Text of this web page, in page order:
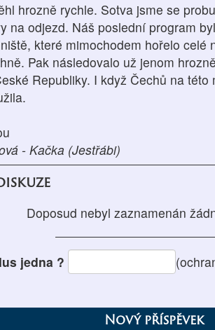
hrozně rychle. Sotva jsme se
na odjezd. Náš poslední program
které mimochodem hořelo celé
Pak následovalo už jenom
Republiky. I když Čechů na
- Kačka (Jestřábi)
Doposud nebyl zaznamenán
jedna ?
Nový příspěvek